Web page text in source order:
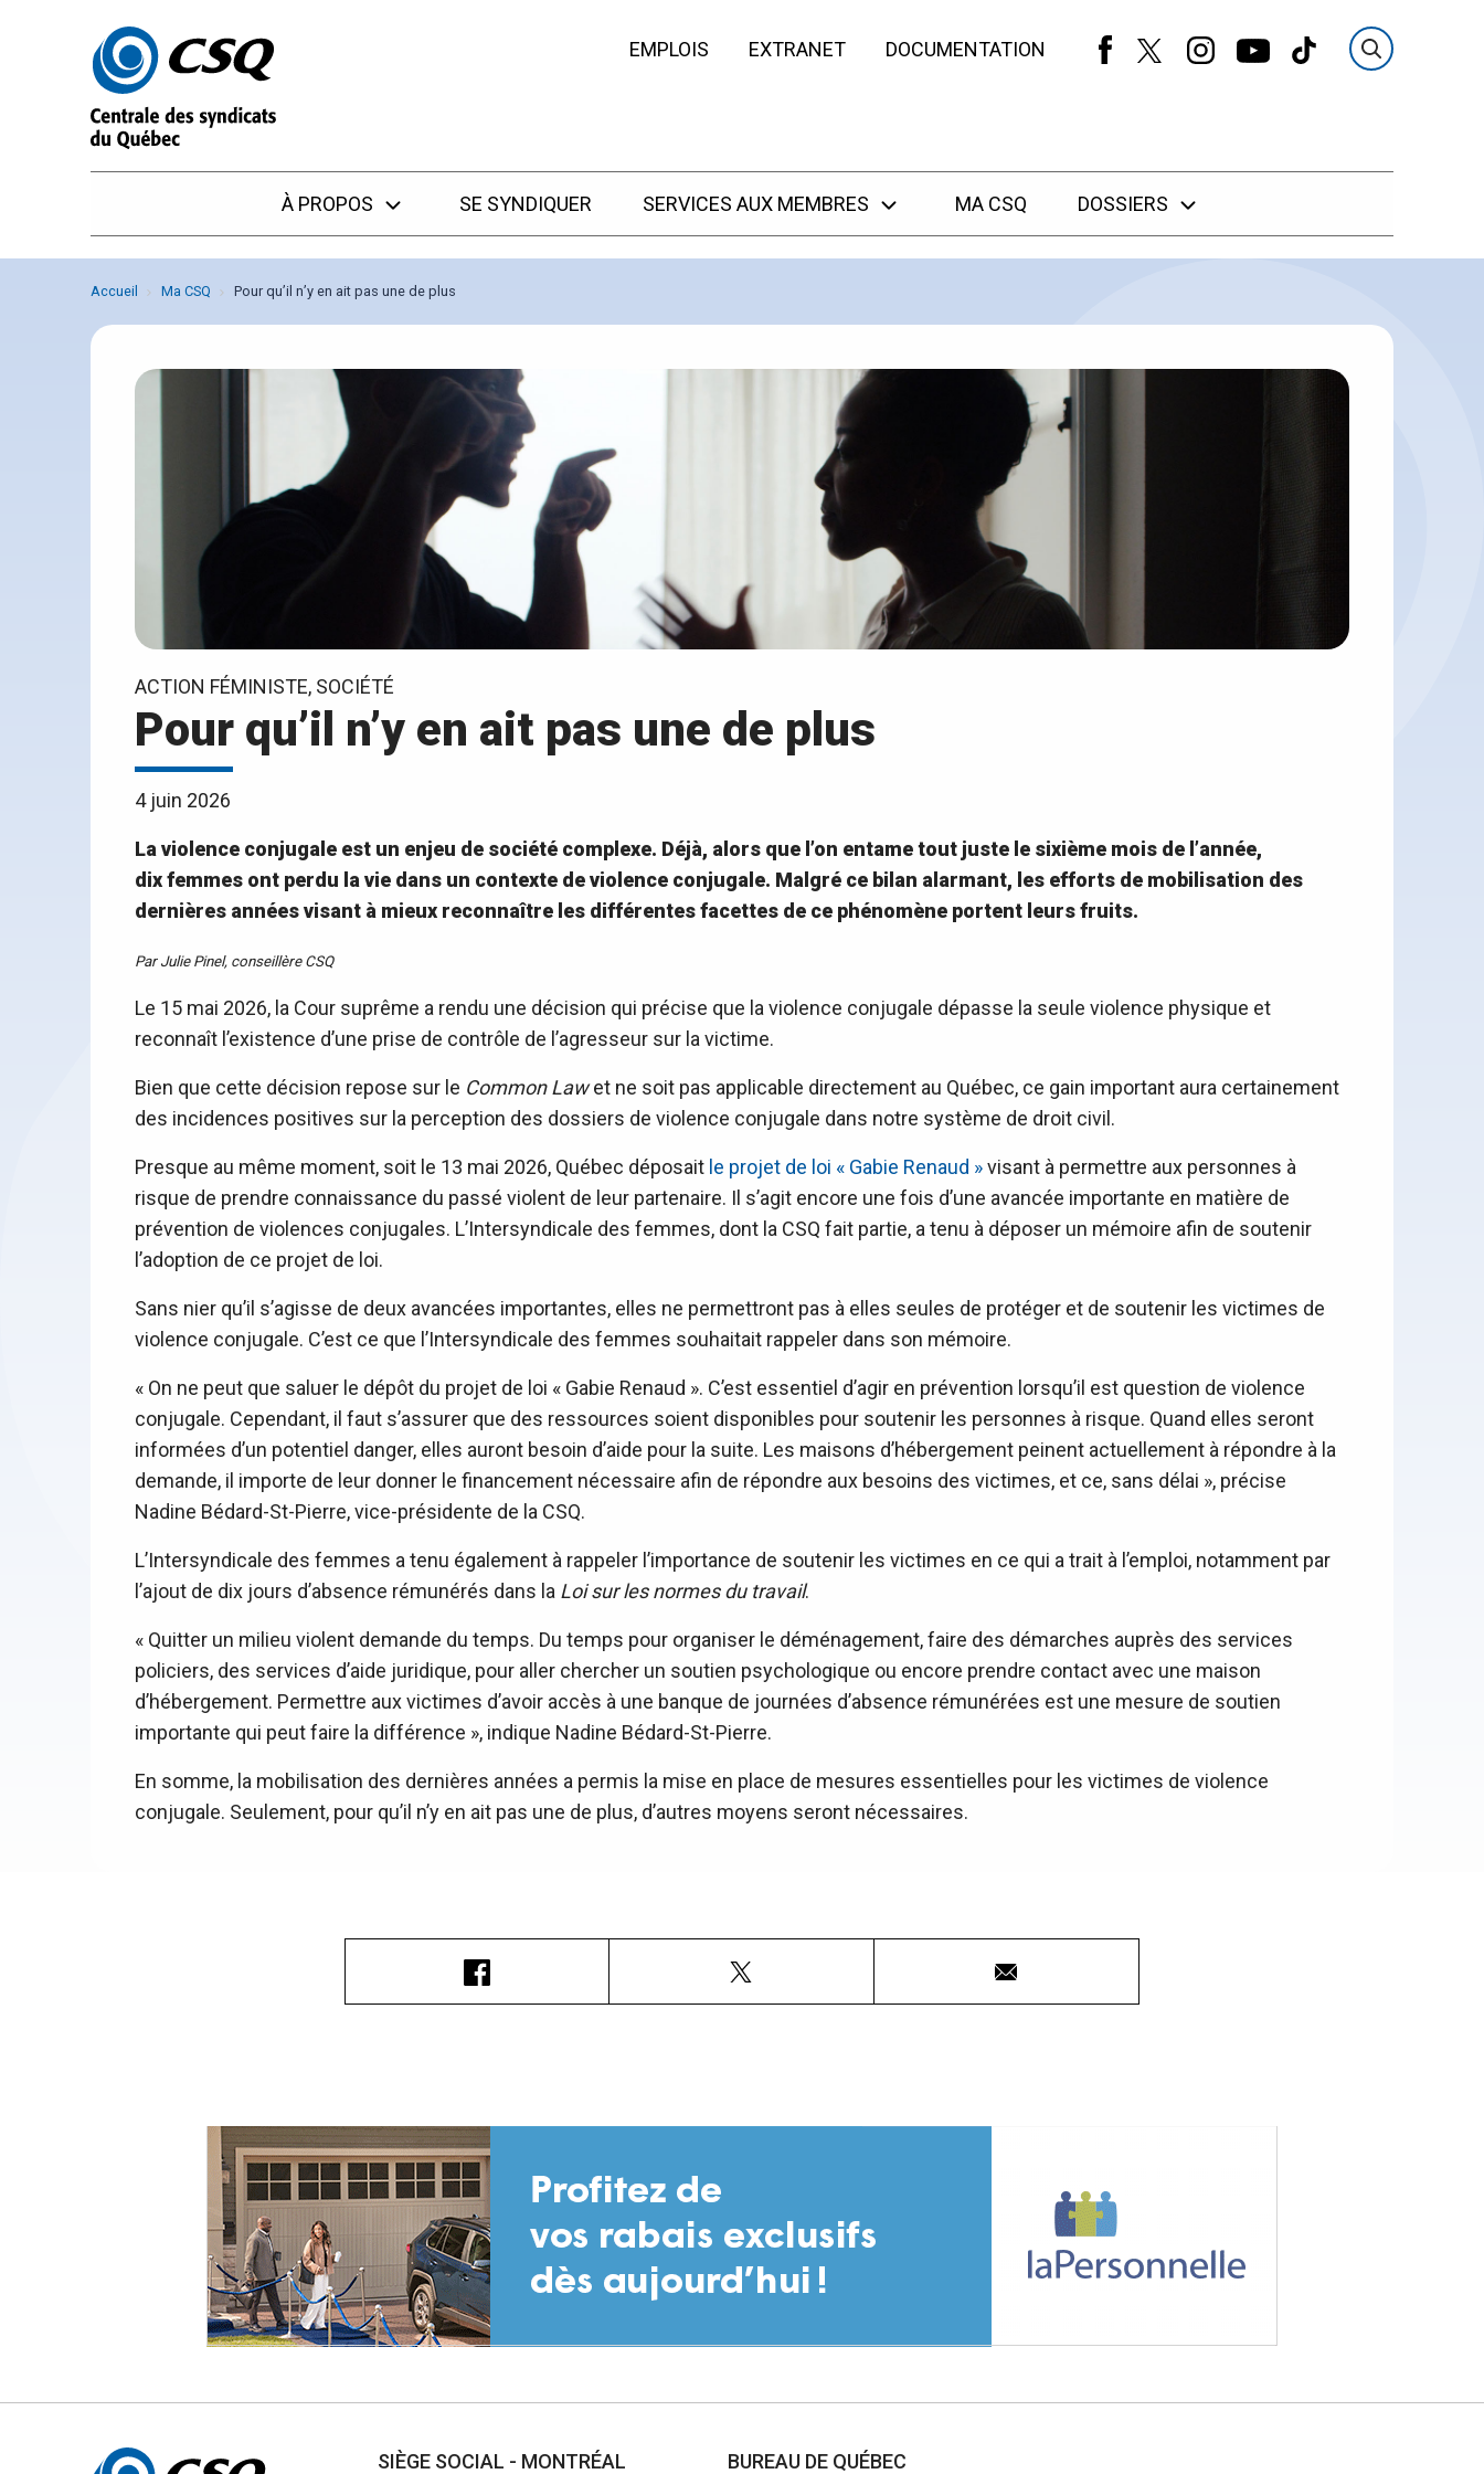
EMPLOIS EXTRANET DOCUMENTATION
À PROPOS SE SYNDIQUER SERVICES AUX MEMBRES MA CSQ DOSSIERS
Accueil Ma CSQ Pour qu’il n’y en ait pas une de plus
ACTION FÉMINISTE, SOCIÉTÉ
Pour qu’il n’y en ait pas une de plus
4 juin 2026
La violence conjugale est un enjeu de société complexe. Déjà, alors que l’on entame tout juste le sixième mois de l’année,
dix femmes ont perdu la vie dans un contexte de violence conjugale. Malgré ce bilan alarmant, les efforts de mobilisation des
dernières années visant à mieux reconnaître les différentes facettes de ce phénomène portent leurs fruits.
Par Julie Pinel, conseillère CSQ
Le 15 mai 2026, la Cour suprême a rendu une décision qui précise que la violence conjugale dépasse la seule violence physique et
reconnaît l’existence d’une prise de contrôle de l’agresseur sur la victime.
Bien que cette décision repose sur le Common Lawet ne soit pas applicable directement au Québec, ce gain important aura certainement
des incidences positives sur la perception des dossiers de violence conjugale dans notre système de droit civil.
Presque au même moment, soit le 13 mai 2026, Québec déposait le projet de loi « Gabie Renaud »visant à permettre aux personnes à
risque de prendre connaissance du passé violent de leur partenaire. Il s’agit encore une fois d’une avancée importante en matière de
prévention de violences conjugales. L’Intersyndicale des femmes, dont la CSQ fait partie, a tenu à déposer un mémoire afin de soutenir
l’adoption de ce projet de loi.
Sans nier qu’il s’agisse de deux avancées importantes, elles ne permettront pas à elles seules de protéger et de soutenir les victimes de
violence conjugale. C’est ce que l’Intersyndicale des femmes souhaitait rappeler dans son mémoire.
« On ne peut que saluer le dépôt du projet de loi « Gabie Renaud ». C’est essentiel d’agir en prévention lorsqu’il est question de violence
conjugale. Cependant, il faut s’assurer que des ressources soient disponibles pour soutenir les personnes à risque. Quand elles seront
informées d’un potentiel danger, elles auront besoin d’aide pour la suite. Les maisons d’hébergement peinent actuellement à répondre à la
demande, il importe de leur donner le financement nécessaire afin de répondre aux besoins des victimes, et ce, sans délai », précise
Nadine Bédard-St-Pierre, vice-présidente de la CSQ.
L’Intersyndicale des femmes a tenu également à rappeler l’importance de soutenir les victimes en ce qui a trait à l’emploi, notamment par
l’ajout de dix jours d’absence rémunérés dans la Loi sur les normes du travail.
« Quitter un milieu violent demande du temps. Du temps pour organiser le déménagement, faire des démarches auprès des services
policiers, des services d’aide juridique, pour aller chercher un soutien psychologique ou encore prendre contact avec une maison
d’hébergement. Permettre aux victimes d’avoir accès à une banque de journées d’absence rémunérées est une mesure de soutien
importante qui peut faire la différence », indique Nadine Bédard-St-Pierre.
En somme, la mobilisation des dernières années a permis la mise en place de mesures essentielles pour les victimes de violence
conjugale. Seulement, pour qu’il n’y en ait pas une de plus, d’autres moyens seront nécessaires.
Autres
SIÈGE SOCIAL - MONTRÉAL BUREAU DE QUÉBEC